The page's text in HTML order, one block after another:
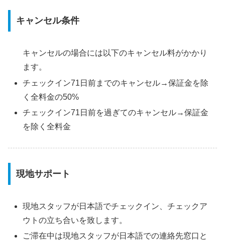
キャンセル条件
キャンセルの場合には以下のキャンセル料がかかり
ます。
チェックイン71日前までのキャンセル→保証金を除
く全料金の50%
チェックイン71日前を過ぎてのキャンセル→保証金
を除く全料金
現地サポート
現地スタッフが日本語でチェックイン、チェックア
ウトの立ち合いを致します。
ご滞在中は現地スタッフが日本語での連絡先窓口と